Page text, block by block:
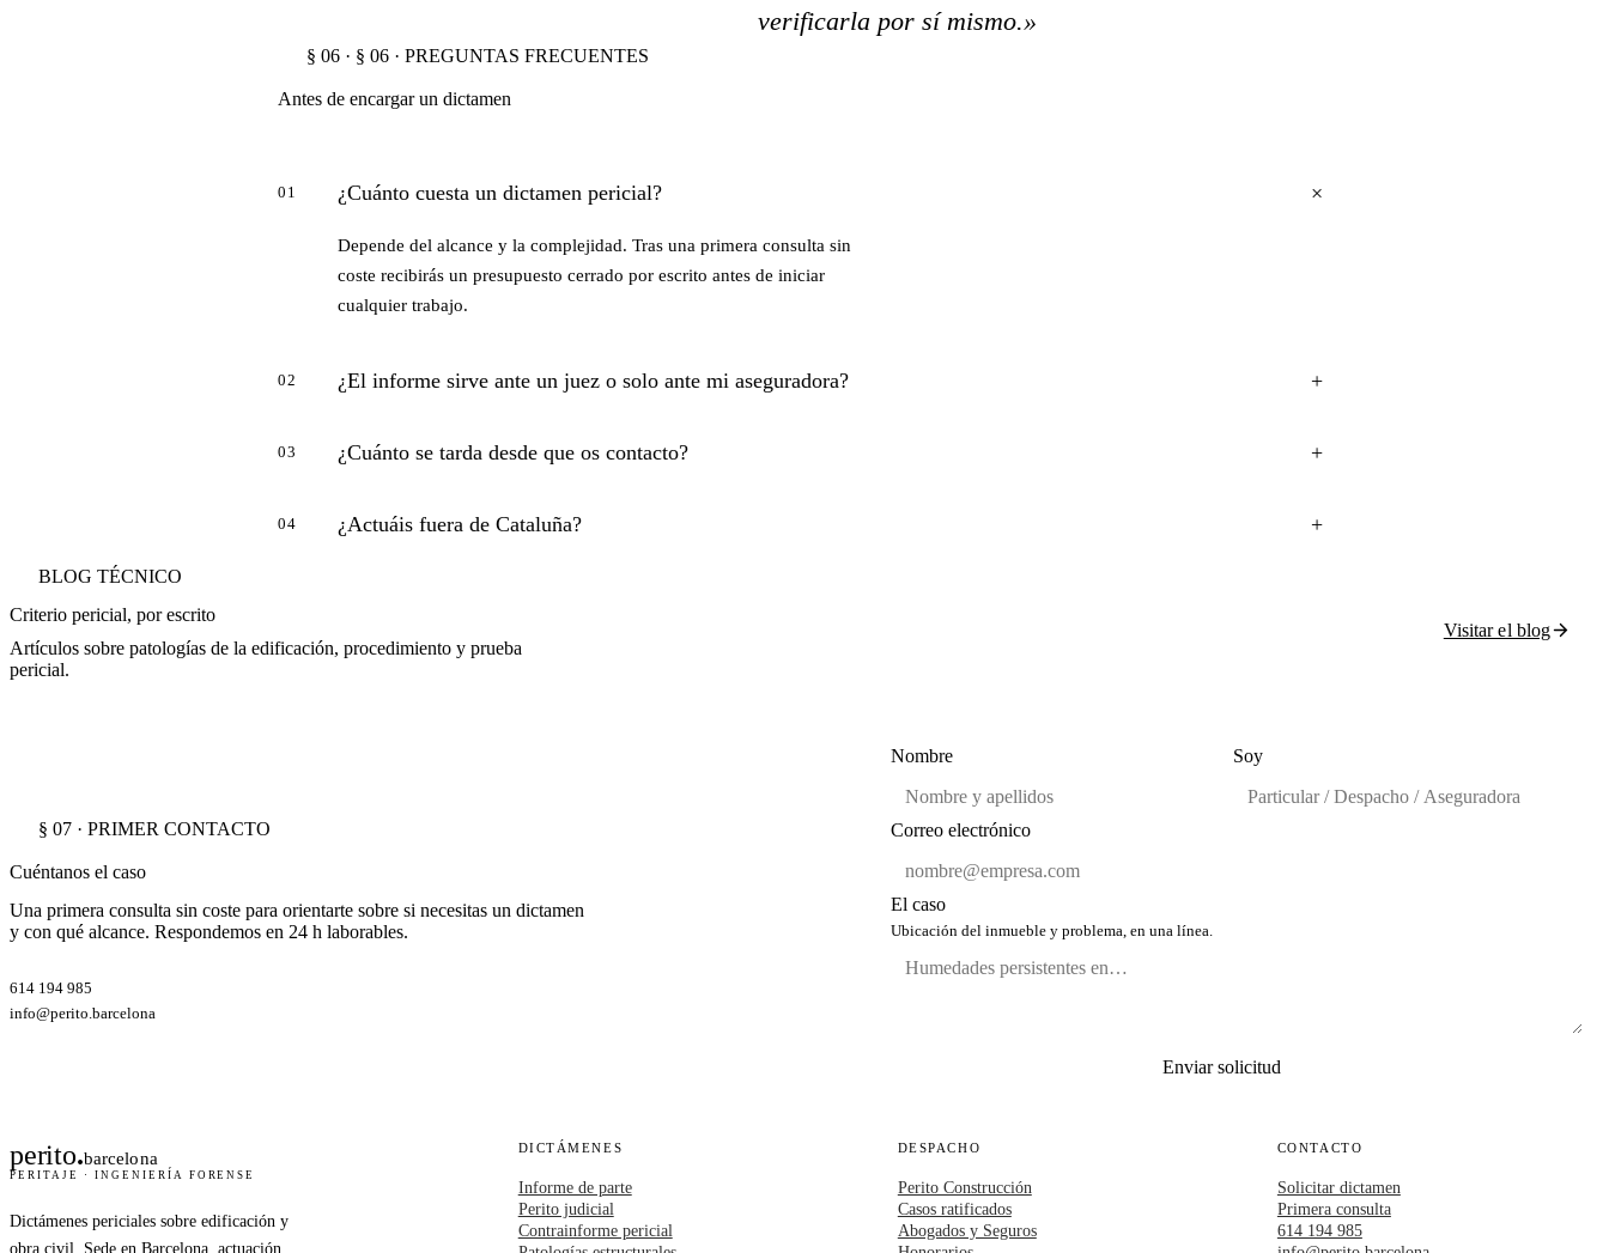
verificarla por sí mismo.»
§ 06 · § 06 · PREGUNTAS FRECUENTES
Antes de encargar un dictamen
01 ¿Cuánto cuesta un dictamen pericial?
Depende del alcance y la complejidad. Tras una primera consulta sin
coste recibirás un presupuesto cerrado por escrito antes de iniciar
cualquier trabajo.
02 ¿El informe sirve ante un juez o solo ante mi aseguradora?
03 ¿Cuánto se tarda desde que os contacto?
04 ¿Actuáis fuera de Cataluña?
BLOG TÉCNICO
Criterio pericial, por escrito
Artículos sobre patologías de la edificación, procedimiento y prueba
pericial.
Visitar el blog
§ 07 · PRIMER CONTACTO
Cuéntanos el caso
Una primera consulta sin coste para orientarte sobre si necesitas un dictamen
y con qué alcance. Respondemos en 24 h laborables.
614 194 985
info@perito.barcelona
Nombre Soy
Correo electrónico
El caso
Ubicación del inmueble y problema, en una línea.
Enviar solicitud
perito.barcelona
PERITAJE · INGENIERÍA FORENSE
Dictámenes periciales sobre edificación y
obra civil. Sede en Barcelona, actuación
DICTÁMENES
Informe de parte
Perito judicial
Contrainforme pericial
DESPACHO
Perito Construcción
Casos ratificados
Abogados y Seguros
CONTACTO
Solicitar dictamen
Primera consulta
614 194 985